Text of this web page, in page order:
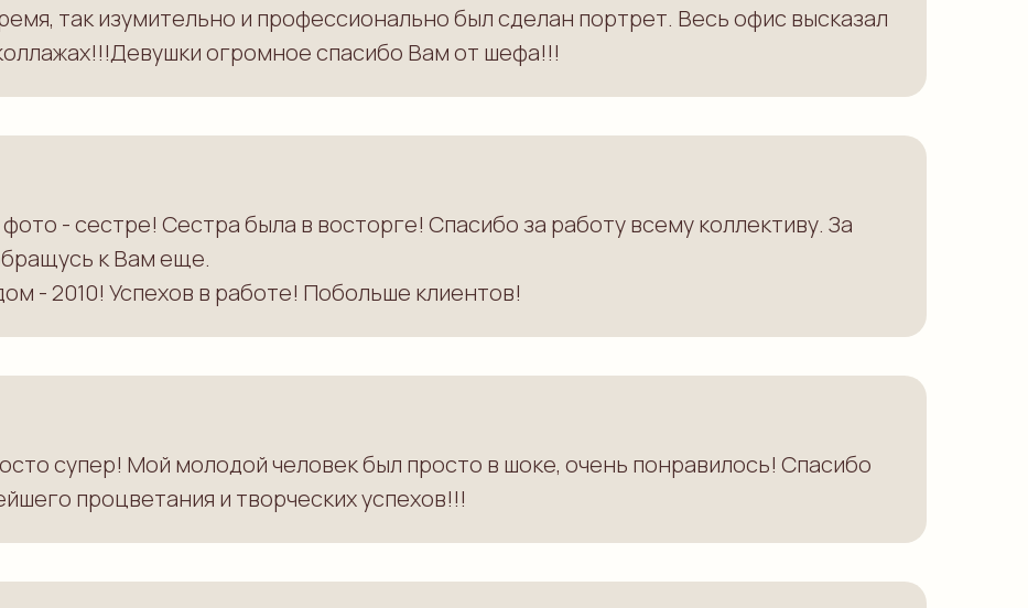
так изумительно и профессионально был сделан портрет. Весь офис высказал
огромное спасибо Вам от шефа!!!
- сестре! Сестра была в восторге! Спасибо за работу всему коллективу. За
к Вам еще.
- 2010! Успехов в работе! Побольше клиентов!
супер! Мой молодой человек был просто в шоке, очень понравилось! Спасибо
процветания и творческих успехов!!!